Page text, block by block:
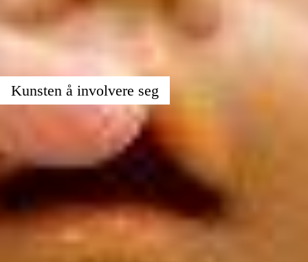
Kunsten å involvere seg